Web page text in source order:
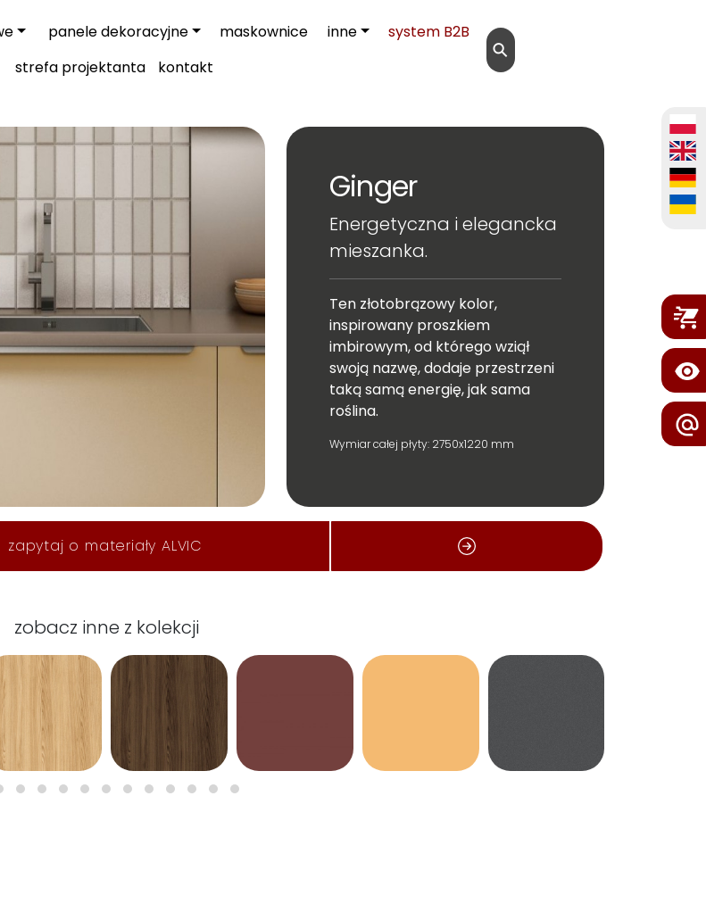
panele dekoracyjne maskownice inne
system B2B
strefa projektanta kontakt
⚲
Ginger
Energetyczna i elegancka
mieszanka.
Ten złotobrązowy kolor,
inspirowany proszkiem
imbirowym, od którego wziął
swoją nazwę, dodaje przestrzeni
taką samą energię, jak sama
roślina.
Wymiar całej płyty: 2750x1220 mm
zapytaj o materiały ALVIC
zobacz inne z kolekcji